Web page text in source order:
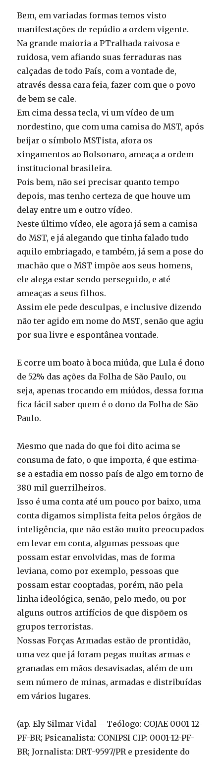
Bem, em variadas formas temos visto
manifestações de repúdio a ordem vigente.
Na grande maioria a PTralhada raivosa e
ruidosa, vem afiando suas ferraduras nas
calçadas de todo País, com a vontade de,
através dessa cara feia, fazer com que o povo
de bem se cale.
Em cima dessa tecla, vi um vídeo de um
nordestino, que com uma camisa do MST, após
beijar o símbolo MSTista, afora os
xingamentos ao Bolsonaro, ameaça a ordem
institucional brasileira.
Pois bem, não sei precisar quanto tempo
depois, mas tenho certeza de que houve um
delay entre um e outro vídeo.
Neste último vídeo, ele agora já sem a camisa
do MST, e já alegando que tinha falado tudo
aquilo embriagado, e também, já sem a pose do
machão que o MST impõe aos seus homens,
ele alega estar sendo perseguido, e até
ameaças a seus filhos.
Assim ele pede desculpas, e inclusive dizendo
não ter agido em nome do MST, senão que agiu
por sua livre e espontânea vontade.
E corre um boato à boca miúda, que Lula é dono
de 52% das ações da Folha de São Paulo, ou
seja, apenas trocando em miúdos, dessa forma
fica fácil saber quem é o dono da Folha de São
Paulo.
Mesmo que nada do que foi dito acima se
consuma de fato, o que importa, é que estima-
se a estadia em nosso país de algo em torno de
380 mil guerrilheiros.
Isso é uma conta até um pouco por baixo, uma
conta digamos simplista feita pelos órgãos de
inteligência, que não estão muito preocupados
em levar em conta, algumas pessoas que
possam estar envolvidas, mas de forma
leviana, como por exemplo, pessoas que
possam estar cooptadas, porém, não pela
linha ideológica, senão, pelo medo, ou por
alguns outros artifícios de que dispõem os
grupos terroristas.
Nossas Forças Armadas estão de prontidão,
uma vez que já foram pegas muitas armas e
granadas em mãos desavisadas, além de um
sem número de minas, armadas e distribuídas
em vários lugares.
(ap. Ely Silmar Vidal – Teólogo: COJAE 0001-12-
PF-BR; Psicanalista: CONIPSI CIP: 0001-12-PF-
BR; Jornalista: DRT-9597/PR e presidente do